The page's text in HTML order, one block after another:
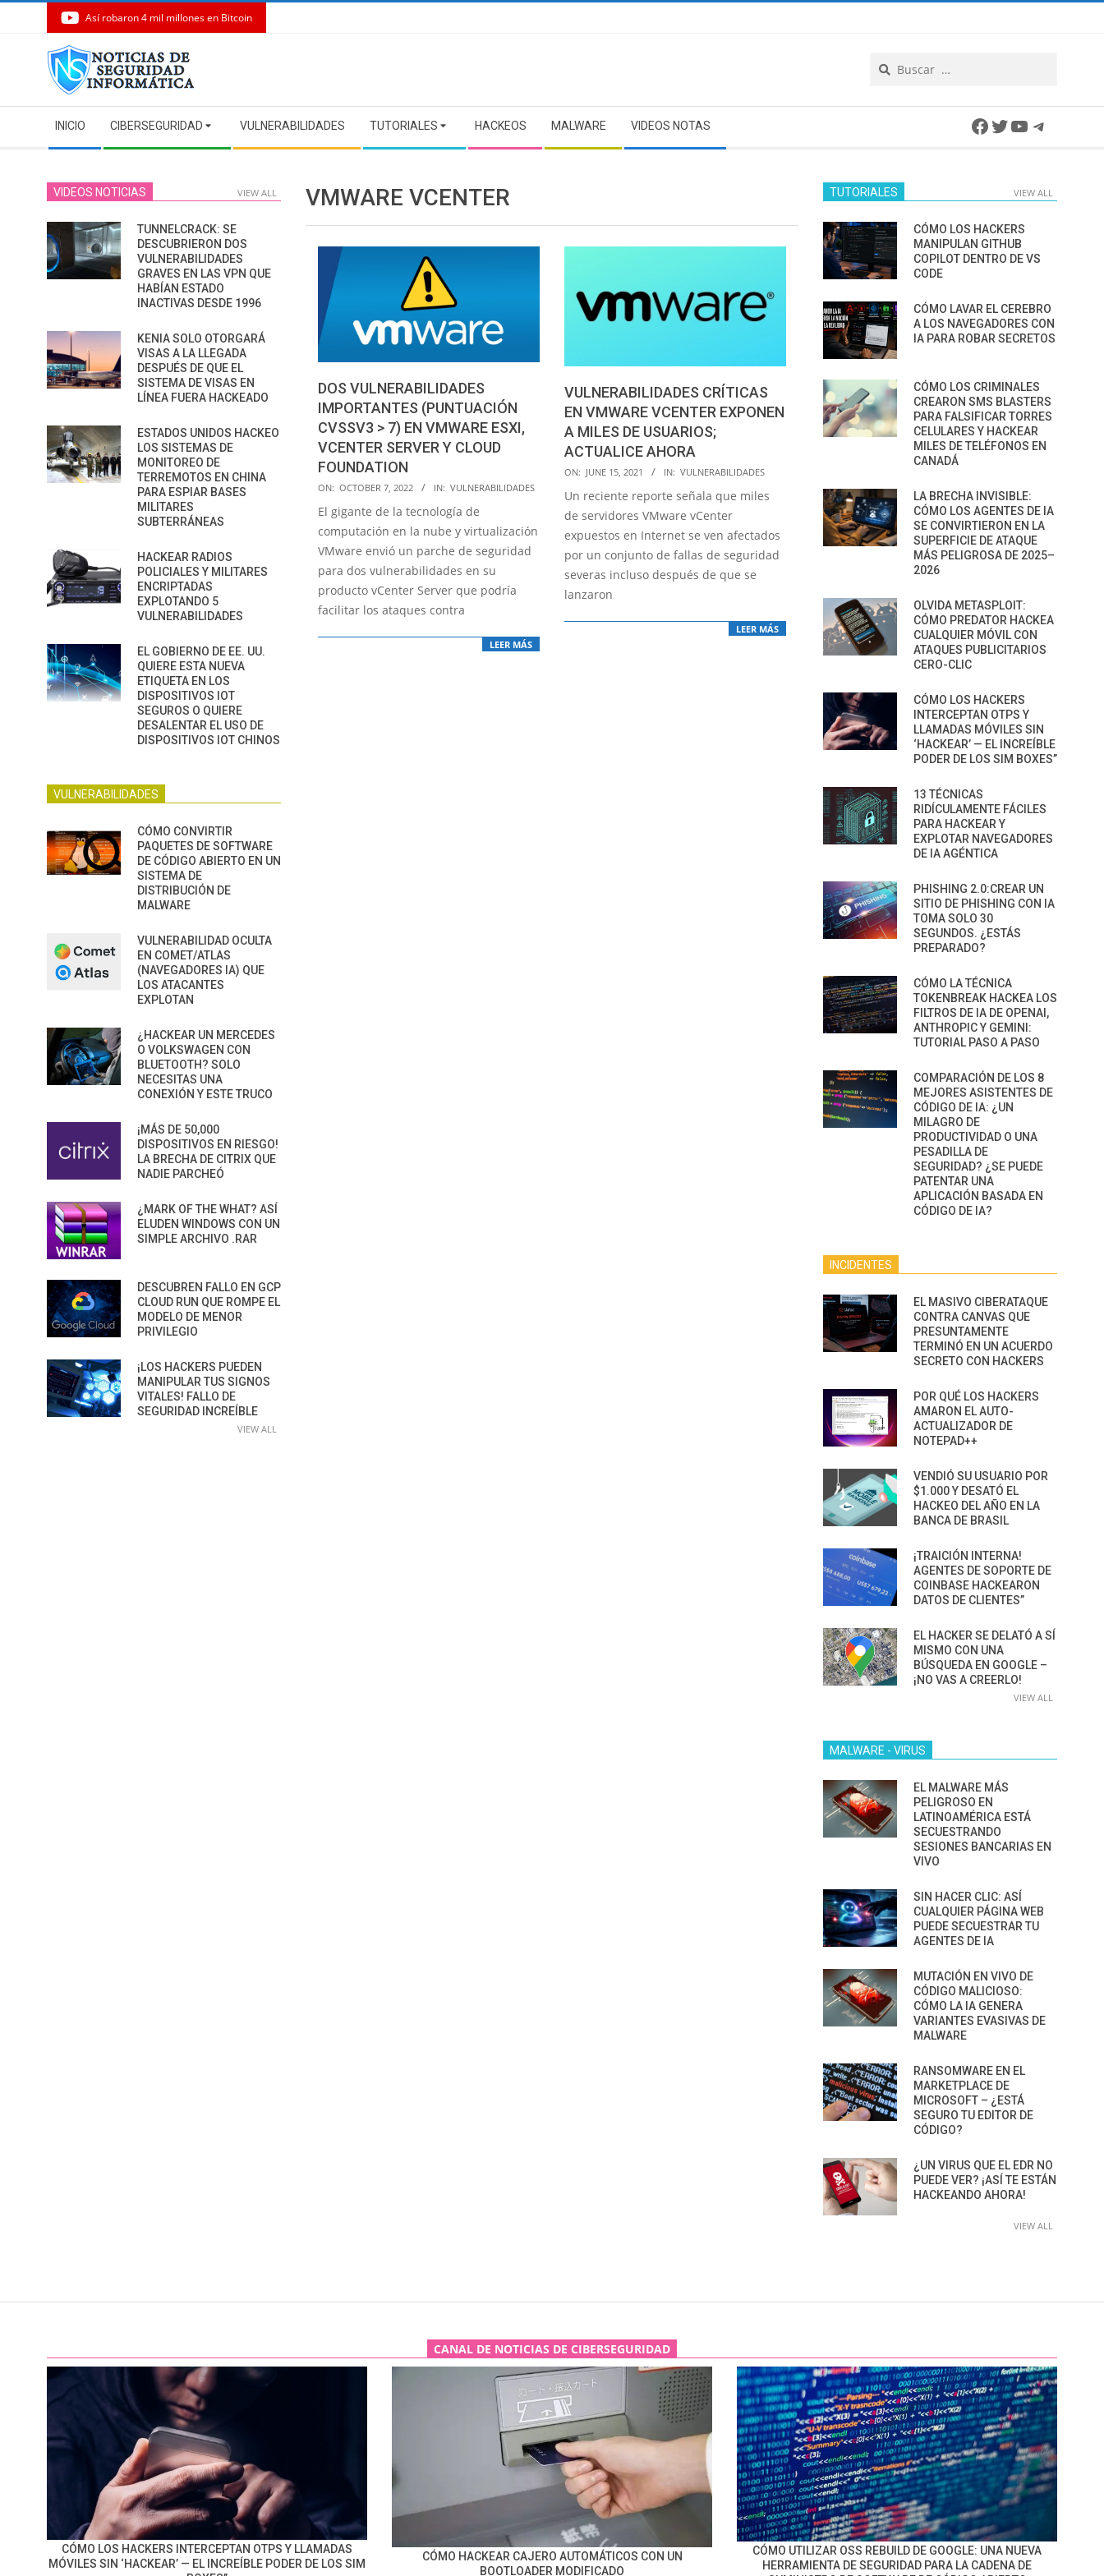
Así robaron 4 mil millones en Bitcoin
Navigation
Menu
INICIO CIBERSEGURIDAD VULNERABILIDADES TUTORIALES HACKEOS MALWARE VIDEOS NOTAS Facebook
Twitter
YouTube
VMWARE VCENTER
DOS VULNERABILIDADES
IMPORTANTES (PUNTUACIÓN
CVSSV3 > 7) EN VMWARE ESXI,
VCENTER SERVER Y CLOUD
FOUNDATION
2022-
10-
07
ON: OCTOBER 7, 2022 IN: VULNERABILIDADES
El gigante de la tecnología de
computación en la nube y virtualización
VMware envió un parche de seguridad
para dos vulnerabilidades en su
producto vCenter Server que podría
facilitar los ataques contra
LEER MÁS
VULNERABILIDADES CRÍTICAS
EN VMWARE VCENTER EXPONEN
A MILES DE USUARIOS;
ACTUALICE AHORA
2021-
06-
15
ON: JUNE 15, 2021 IN: VULNERABILIDADES
Un reciente reporte señala que miles
de servidores VMware vCenter
expuestos en Internet se ven afectados
por un conjunto de fallas de seguridad
severas incluso después de que se
lanzaron
LEER MÁS
VIDEOS NOTICIAS VIEW ALL
TUNNELCRACK: SE
DESCUBRIERON DOS
VULNERABILIDADES
GRAVES EN LAS VPN QUE
HABÍAN ESTADO
INACTIVAS DESDE 1996
KENIA SOLO OTORGARÁ
VISAS A LA LLEGADA
DESPUÉS DE QUE EL
SISTEMA DE VISAS EN
LÍNEA FUERA HACKEADO
ESTADOS UNIDOS HACKEO
LOS SISTEMAS DE
MONITOREO DE
TERREMOTOS EN CHINA
PARA ESPIAR BASES
MILITARES
SUBTERRÁNEAS
HACKEAR RADIOS
POLICIALES Y MILITARES
ENCRIPTADAS
EXPLOTANDO 5
VULNERABILIDADES
EL GOBIERNO DE EE. UU.
QUIERE ESTA NUEVA
ETIQUETA EN LOS
DISPOSITIVOS IOT
SEGUROS O QUIERE
DESALENTAR EL USO DE
DISPOSITIVOS IOT CHINOS
VULNERABILIDADES
CÓMO CONVIRTIR
PAQUETES DE SOFTWARE
DE CÓDIGO ABIERTO EN UN
SISTEMA DE
DISTRIBUCIÓN DE
MALWARE
VULNERABILIDAD OCULTA
EN COMET/ATLAS
(NAVEGADORES IA) QUE
LOS ATACANTES
EXPLOTAN
¿HACKEAR UN MERCEDES
O VOLKSWAGEN CON
BLUETOOTH? SOLO
NECESITAS UNA
CONEXIÓN Y ESTE TRUCO
¡MÁS DE 50,000
DISPOSITIVOS EN RIESGO!
LA BRECHA DE CITRIX QUE
NADIE PARCHEÓ
¿MARK OF THE WHAT? ASÍ
ELUDEN WINDOWS CON UN
SIMPLE ARCHIVO .RAR
DESCUBREN FALLO EN GCP
CLOUD RUN QUE ROMPE EL
MODELO DE MENOR
PRIVILEGIO
¡LOS HACKERS PUEDEN
MANIPULAR TUS SIGNOS
VITALES! FALLO DE
SEGURIDAD INCREÍBLE
VIEW ALL
TUTORIALES VIEW ALL
CÓMO LOS HACKERS
MANIPULAN GITHUB
COPILOT DENTRO DE VS
CODE
CÓMO LAVAR EL CEREBRO
A LOS NAVEGADORES CON
IA PARA ROBAR SECRETOS
CÓMO LOS CRIMINALES
CREARON SMS BLASTERS
PARA FALSIFICAR TORRES
CELULARES Y HACKEAR
MILES DE TELÉFONOS EN
CANADÁ
LA BRECHA INVISIBLE:
CÓMO LOS AGENTES DE IA
SE CONVIRTIERON EN LA
SUPERFICIE DE ATAQUE
MÁS PELIGROSA DE 2025–
2026
OLVIDA METASPLOIT:
CÓMO PREDATOR HACKEA
CUALQUIER MÓVIL CON
ATAQUES PUBLICITARIOS
CERO-CLIC
CÓMO LOS HACKERS
INTERCEPTAN OTPS Y
LLAMADAS MÓVILES SIN
‘HACKEAR’ — EL INCREÍBLE
PODER DE LOS SIM BOXES”
13 TÉCNICAS
RIDÍCULAMENTE FÁCILES
PARA HACKEAR Y
EXPLOTAR NAVEGADORES
DE IA AGÉNTICA
PHISHING 2.0:CREAR UN
SITIO DE PHISHING CON IA
TOMA SOLO 30
SEGUNDOS. ¿ESTÁS
PREPARADO?
CÓMO LA TÉCNICA
TOKENBREAK HACKEA LOS
FILTROS DE IA DE OPENAI,
ANTHROPIC Y GEMINI:
TUTORIAL PASO A PASO
COMPARACIÓN DE LOS 8
MEJORES ASISTENTES DE
CÓDIGO DE IA: ¿UN
MILAGRO DE
PRODUCTIVIDAD O UNA
PESADILLA DE
SEGURIDAD? ¿SE PUEDE
PATENTAR UNA
APLICACIÓN BASADA EN
CÓDIGO DE IA?
INCIDENTES
EL MASIVO CIBERATAQUE
CONTRA CANVAS QUE
PRESUNTAMENTE
TERMINÓ EN UN ACUERDO
SECRETO CON HACKERS
POR QUÉ LOS HACKERS
AMARON EL AUTO-
ACTUALIZADOR DE
NOTEPAD++
VENDIÓ SU USUARIO POR
$1.000 Y DESATÓ EL
HACKEO DEL AÑO EN LA
BANCA DE BRASIL
¡TRAICIÓN INTERNA!
AGENTES DE SOPORTE DE
COINBASE HACKEARON
DATOS DE CLIENTES”
EL HACKER SE DELATÓ A SÍ
MISMO CON UNA
BÚSQUEDA EN GOOGLE –
¡NO VAS A CREERLO!
VIEW ALL
MALWARE - VIRUS
EL MALWARE MÁS
PELIGROSO EN
LATINOAMÉRICA ESTÁ
SECUESTRANDO
SESIONES BANCARIAS EN
VIVO
SIN HACER CLIC: ASÍ
CUALQUIER PÁGINA WEB
PUEDE SECUESTRAR TU
AGENTES DE IA
MUTACIÓN EN VIVO DE
CÓDIGO MALICIOSO:
CÓMO LA IA GENERA
VARIANTES EVASIVAS DE
MALWARE
RANSOMWARE EN EL
MARKETPLACE DE
MICROSOFT – ¿ESTÁ
SEGURO TU EDITOR DE
CÓDIGO?
¿UN VIRUS QUE EL EDR NO
PUEDE VER? ¡ASÍ TE ESTÁN
HACKEANDO AHORA!
VIEW ALL
CANAL DE NOTICIAS DE CIBERSEGURIDAD
CÓMO LOS HACKERS INTERCEPTAN OTPS Y LLAMADAS
MÓVILES SIN ‘HACKEAR’ — EL INCREÍBLE PODER DE LOS SIM
CÓMO HACKEAR CAJERO AUTOMÁTICOS CON UN
BOOTLOADER MODIFICADO
CÓMO UTILIZAR OSS REBUILD DE GOOGLE: UNA NUEVA
HERRAMIENTA DE SEGURIDAD PARA LA CADENA DE